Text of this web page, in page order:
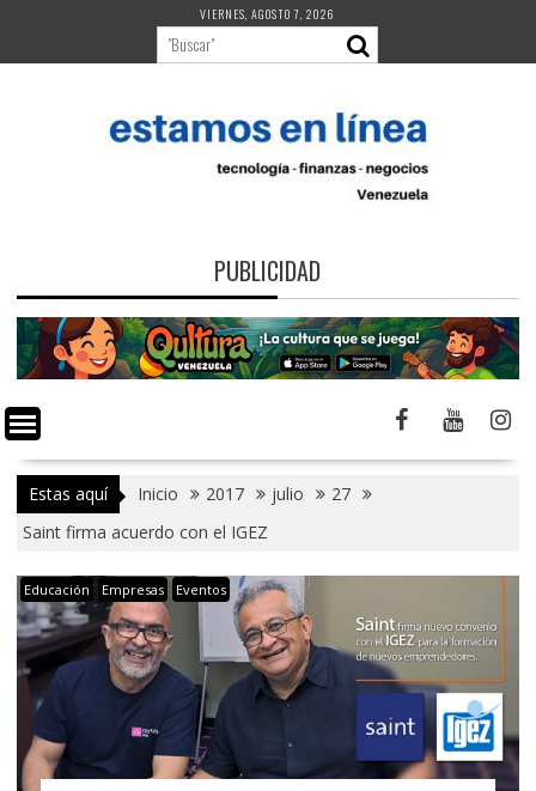
contenido
VIERNES, AGOSTO 7, 2026
PUBLICIDAD
Estas aquí Inicio 2017 julio
27
Saint firma acuerdo con el IGEZ
Educación Empresas Eventos